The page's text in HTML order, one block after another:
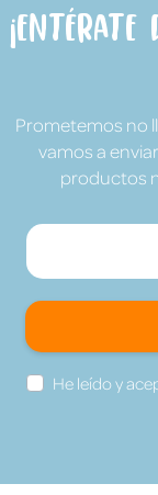
Prometemos no
vamos a
productos
He leído y